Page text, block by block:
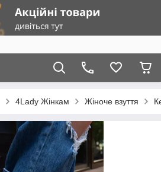
4Lady Жінкам Жіноче взуття